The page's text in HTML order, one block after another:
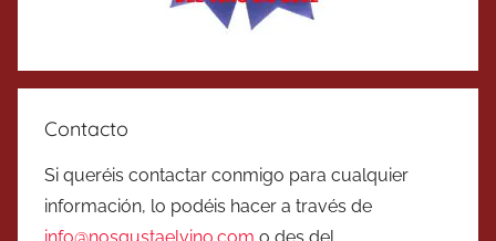
Contacto
Si queréis contactar conmigo para cualquier
información, lo podéis hacer a través de